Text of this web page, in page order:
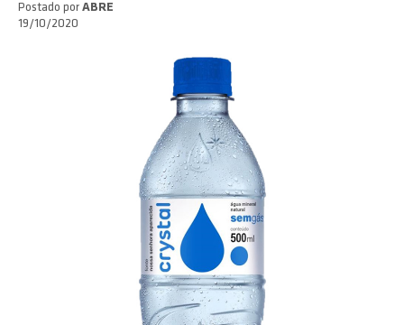
Postado por ABRE
19/10/2020